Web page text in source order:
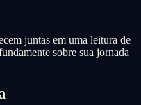
juntas em uma leitura de
sobre sua jornada